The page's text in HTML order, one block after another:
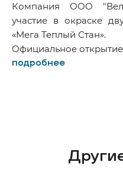
Компания ООО
участие в окраске
«Мега Теплый Стан».
Официальное
подробнее